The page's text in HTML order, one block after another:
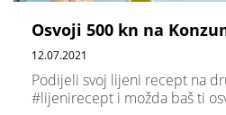
Osvoji 500 kn na
12.07.2021
Podijeli svoj lijeni recept na
#lijenirecept i možda baš ti